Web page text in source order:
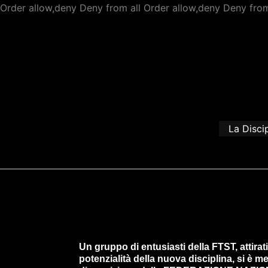
Order allow,deny Deny from all Order allow,deny Deny
La
Un gruppo di entusiasti della FTST,
potenzialità della nuova disciplina, si è